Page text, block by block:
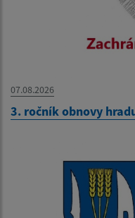
07.08.2026
3. ročník obnovy